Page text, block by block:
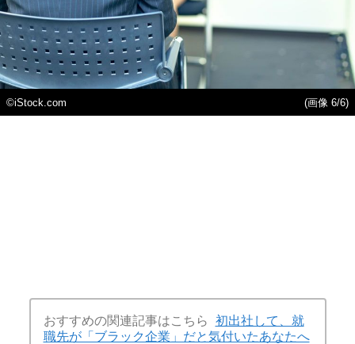
©iStock.com (画像 6/6)
おすすめの関連記事はこちら
初出社して、就
職先が「ブラック企業」だと気付いたあなたへ